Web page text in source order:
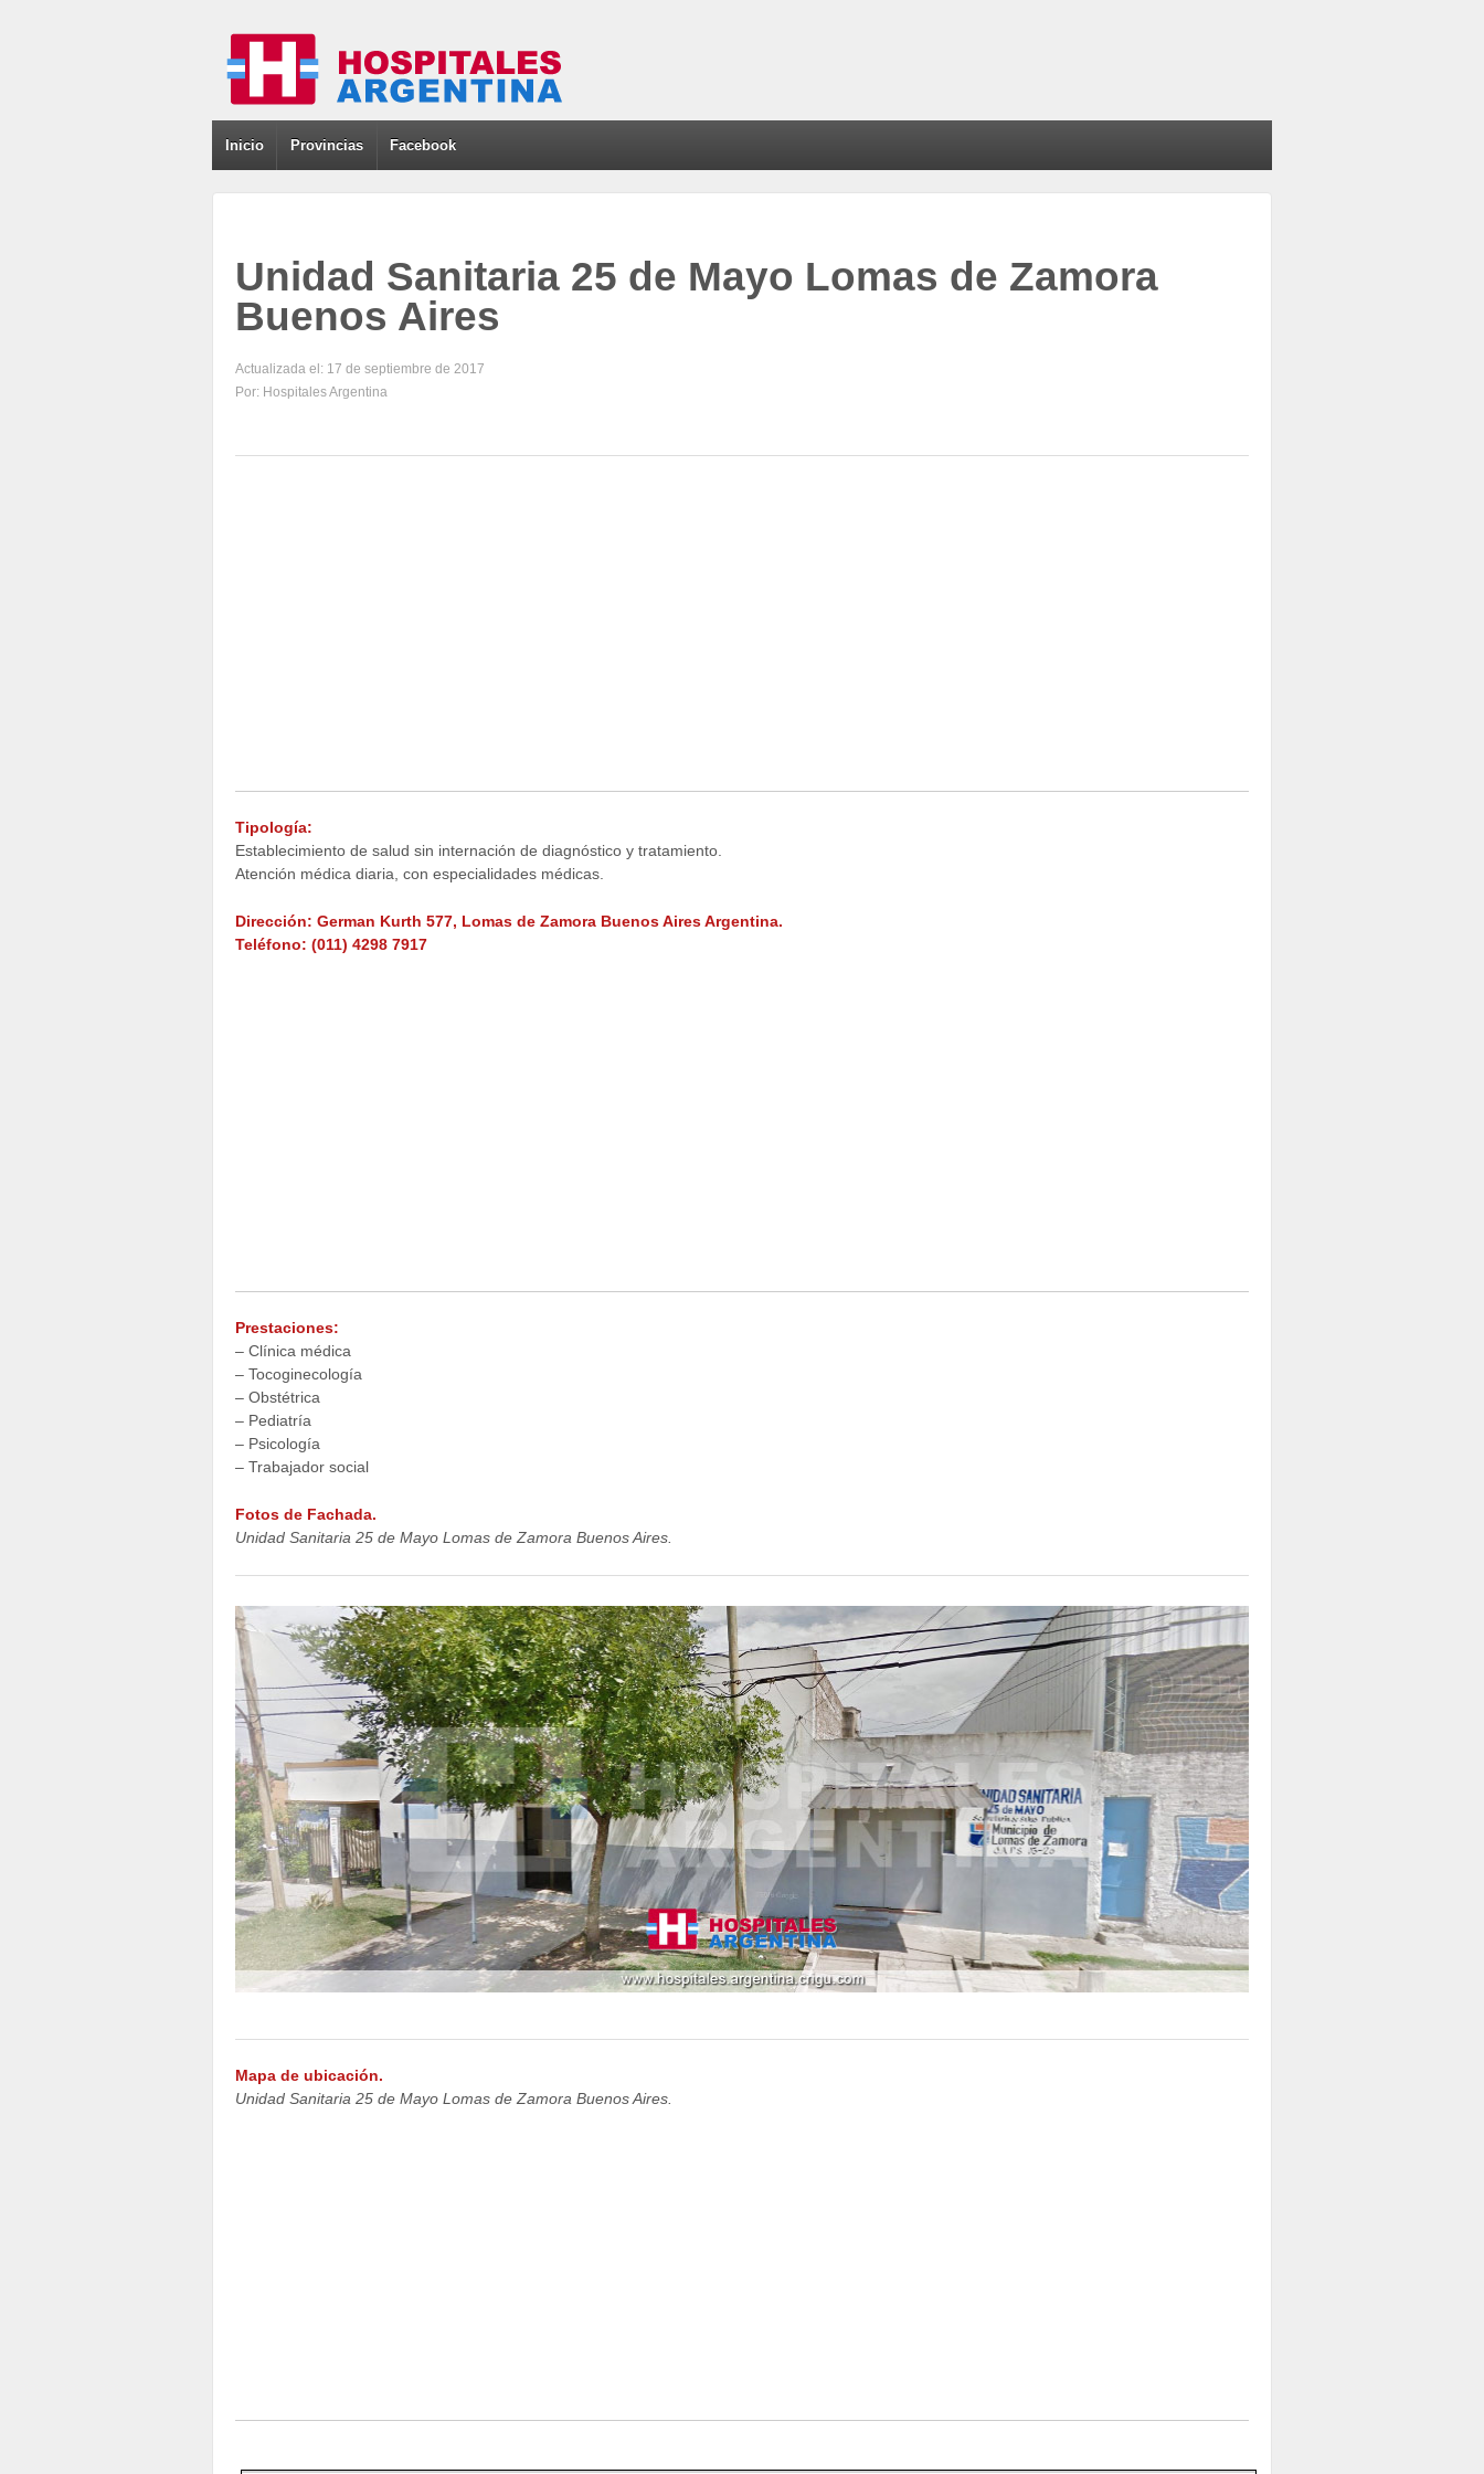
Inicio Provincias Facebook
Unidad Sanitaria 25 de Mayo Lomas de Zamora
Buenos Aires
Actualizada el: 17 de septiembre de 2017
Por: Hospitales Argentina
Tipología:
Establecimiento de salud sin internación de diagnóstico y tratamiento.
Atención médica diaria, con especialidades médicas.
Dirección: German Kurth 577, Lomas de Zamora Buenos Aires Argentina.
Teléfono: (011) 4298 7917
Prestaciones:
– Clínica médica
– Tocoginecología
– Obstétrica
– Pediatría
– Psicología
– Trabajador social
Fotos de Fachada.
Unidad Sanitaria 25 de Mayo Lomas de Zamora Buenos Aires.
Mapa de ubicación.
Unidad Sanitaria 25 de Mayo Lomas de Zamora Buenos Aires.